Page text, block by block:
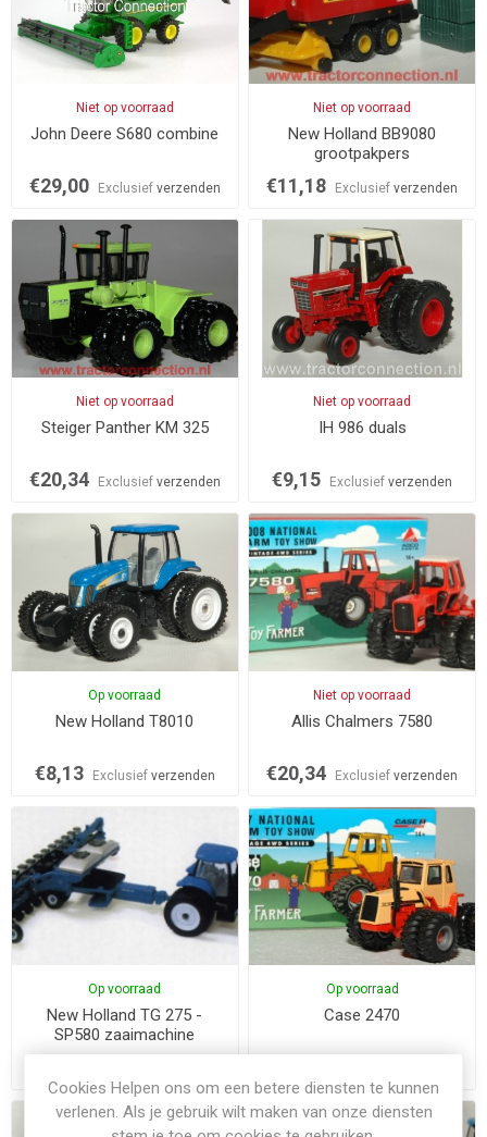
Niet op voorraad
John Deere S680 combine
€29,00 Exclusief verzenden
Niet op voorraad
New Holland BB9080
grootpakpers
€11,18 Exclusiefverzenden
Niet op voorraad
Steiger Panther KM 325
€20,34 Exclusief verzenden
Niet op voorraad
IH 986 duals
€9,15 Exclusiefverzenden
Op voorraad
New Holland T8010
€8,13 Exclusief verzenden
Niet op voorraad
Allis Chalmers 7580
€20,34 Exclusiefverzenden
Op voorraad
New Holland TG 275 -
SP580 zaaimachine
Op voorraad
Case 2470
Cookies Helpen ons om een betere diensten te kunnen
verlenen. Als je gebruik wilt maken van onze diensten